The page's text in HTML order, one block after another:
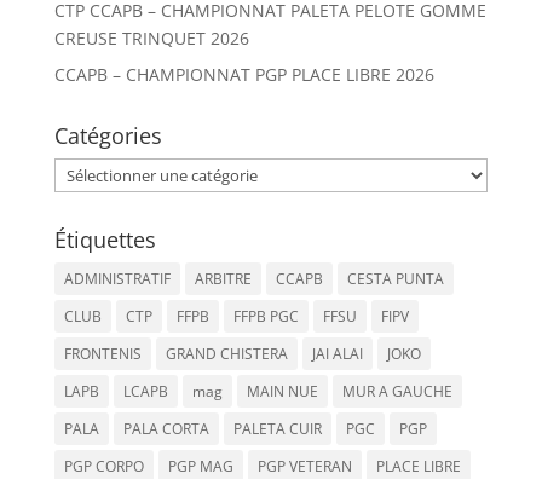
CTP CCAPB – CHAMPIONNAT PALETA PELOTE GOMME
CREUSE TRINQUET 2026
CCAPB – CHAMPIONNAT PGP PLACE LIBRE 2026
Catégories
Catégories
Étiquettes
ADMINISTRATIF ARBITRE CCAPB
CESTA PUNTA
CLUB
CTP FFPB FFPB PGC FFSU
FIPV
FRONTENIS
GRAND CHISTERA JAI ALAI
JOKO
LAPB
LCAPB mag MAIN NUE
MUR A GAUCHE
PALA
PALA CORTA PALETA CUIR PGC
PGP
PGP CORPO
PGP MAG PGP VETERAN PLACE LIBRE